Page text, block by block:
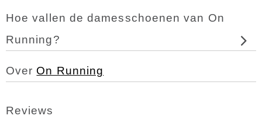
Hoe vallen de damesschoenen van On
Running?
Over On Running
Reviews